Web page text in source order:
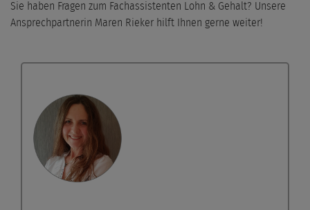
Sie haben Fragen zum Fachassistenten Lohn & Gehalt? Unsere
Ansprechpartnerin Maren Rieker hilft Ihnen gerne weiter!